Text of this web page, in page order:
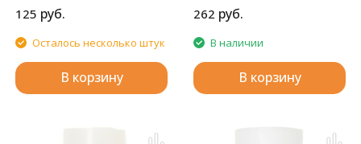
125 руб.
Осталось несколько штук
В корзину
262 руб.
В наличии
В корзину